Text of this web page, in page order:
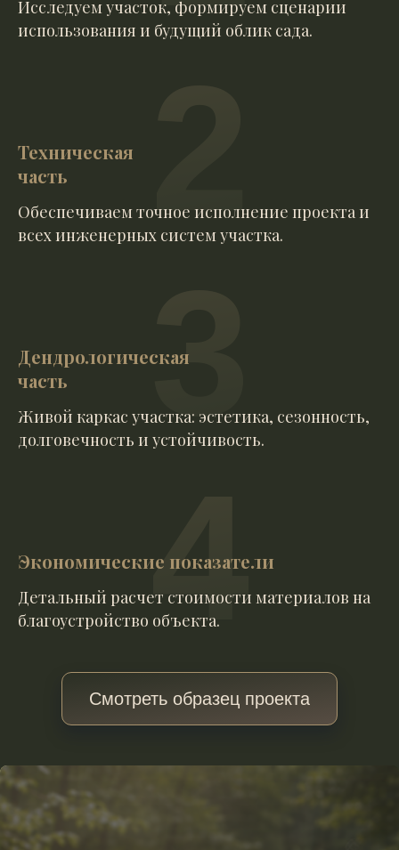
Исследуем участок, формируем сценарии
использования и будущий облик сада.
Техническая
часть
Обеспечиваем точное исполнение проекта и
всех инженерных систем участка.
Дендрологическая
часть
Живой каркас участка: эстетика, сезонность,
долговечность и устойчивость.
3
Экономические показатели
Детальный расчет стоимости материалов на
благоустройство объекта.
4
Смотреть образец проекта